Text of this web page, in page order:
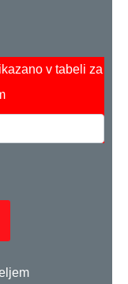
v tabeli za